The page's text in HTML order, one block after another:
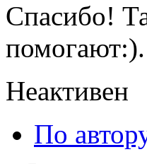
Спасибо!
помогают:).
Неактивен
По